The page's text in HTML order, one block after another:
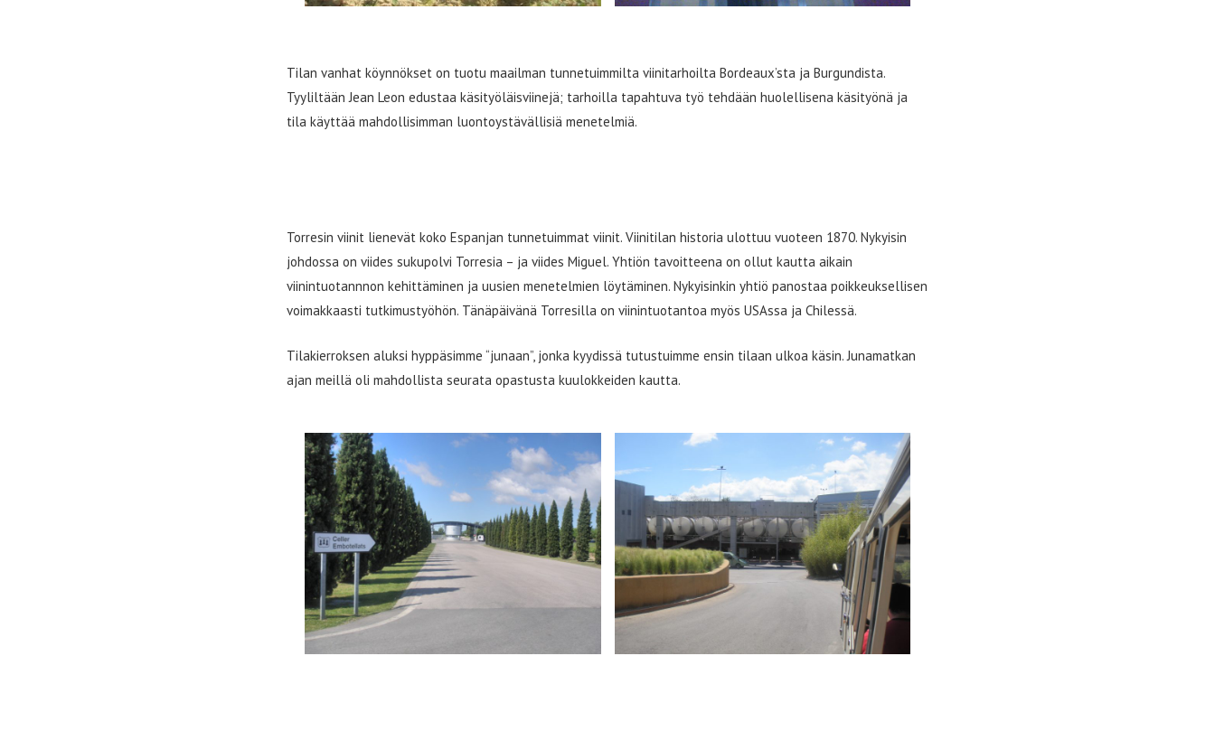
Tilan vanhat köynnökset on tuotu maailman tunnetuimmilta viinitarhoilta Bordeaux’sta ja Burgundista.
Tyyliltään Jean Leon edustaa käsityöläisviinejä; tarhoilla tapahtuva työ tehdään huolellisena käsityönä ja
tila käyttää mahdollisimman luontoystävällisiä menetelmiä.
Torresin viinit lienevät koko Espanjan tunnetuimmat viinit. Viinitilan historia ulottuu vuoteen 1870. Nykyisin
johdossa on viides sukupolvi Torresia – ja viides Miguel. Yhtiön tavoitteena on ollut kautta aikain
viinintuotannnon kehittäminen ja uusien menetelmien löytäminen. Nykyisinkin yhtiö panostaa poikkeuksellisen
voimakkaasti tutkimustyöhön. Tänäpäivänä Torresilla on viinintuotantoa myös USAssa ja Chilessä.
Tilakierroksen aluksi hyppäsimme “junaan”, jonka kyydissä tutustuimme ensin tilaan ulkoa käsin. Junamatkan
ajan meillä oli mahdollista seurata opastusta kuulokkeiden kautta.